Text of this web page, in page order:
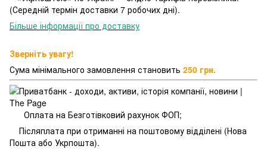
(Середній термін доставки 7 робочих дні).
Більше інформації про доставку
Зверніть увагу!
Сума мінімального замовлення становить 250 грн.
Оплата на Безготівковий рахунок ФОП;
Післяплата при отриманні на поштовому відділені (Нова
Пошта або Укрпошта).